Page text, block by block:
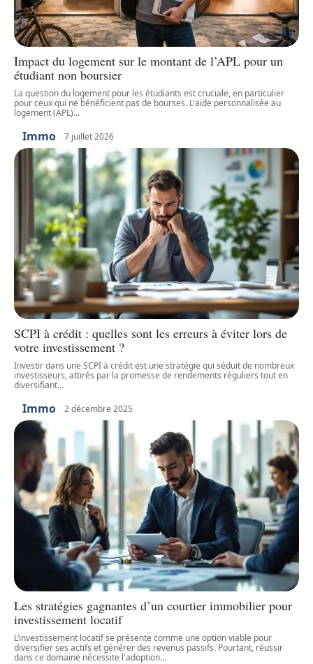
Impact du logement sur le montant de l’APL pour un
étudiant non boursier
La question du logement pour les étudiants est cruciale, en particulier
pour ceux qui ne bénéficient pas de bourses. L'aide personnalisée au
logement (APL)…
Immo 7 juillet 2026
SCPI à crédit : quelles sont les erreurs à éviter lors de
votre investissement ?
Investir dans une SCPI à crédit est une stratégie qui séduit de nombreux
investisseurs, attirés par la promesse de rendements réguliers tout en
diversifiant…
Immo 2 décembre 2025
Les stratégies gagnantes d’un courtier immobilier pour
investissement locatif
L’investissement locatif se présente comme une option viable pour
diversifier ses actifs et générer des revenus passifs. Pourtant, réussir
dans ce domaine nécessite l'adoption…